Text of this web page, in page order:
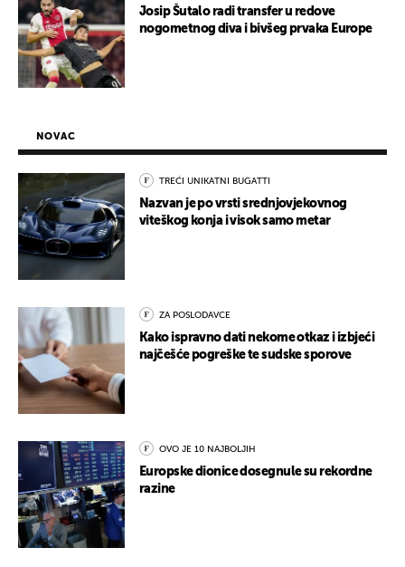
Josip Šutalo radi transfer u redove
nogometnog diva i bivšeg prvaka Europe
NOVAC
TREĆI UNIKATNI BUGATTI
Nazvan je po vrsti srednjovjekovnog
viteškog konja i visok samo metar
ZA POSLODAVCE
Kako ispravno dati nekome otkaz i izbjeći
najčešće pogreške te sudske sporove
OVO JE 10 NAJBOLJIH
Europske dionice dosegnule su rekordne
razine